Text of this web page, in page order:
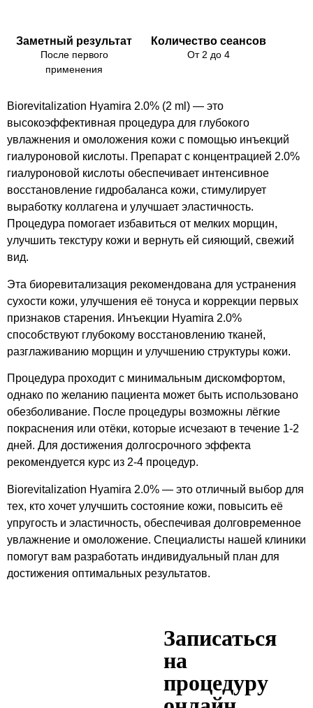
Заметный результат
После первого
применения
Количество сеансов
От 2 до 4
Biorevitalization Hyamira 2.0% (2 ml) — это
высокоэффективная процедура для глубокого
увлажнения и омоложения кожи с помощью инъекций
гиалуроновой кислоты. Препарат с концентрацией 2.0%
гиалуроновой кислоты обеспечивает интенсивное
восстановление гидробаланса кожи, стимулирует
выработку коллагена и улучшает эластичность.
Процедура помогает избавиться от мелких морщин,
улучшить текстуру кожи и вернуть ей сияющий, свежий
вид.
Эта биоревитализация рекомендована для устранения
сухости кожи, улучшения её тонуса и коррекции первых
признаков старения. Инъекции Hyamira 2.0%
способствуют глубокому восстановлению тканей,
разглаживанию морщин и улучшению структуры кожи.
Процедура проходит с минимальным дискомфортом,
однако по желанию пациента может быть использовано
обезболивание. После процедуры возможны лёгкие
покраснения или отёки, которые исчезают в течение 1-2
дней. Для достижения долгосрочного эффекта
рекомендуется курс из 2-4 процедур.
Biorevitalization Hyamira 2.0% — это отличный выбор для
тех, кто хочет улучшить состояние кожи, повысить её
упругость и эластичность, обеспечивая долговременное
увлажнение и омоложение. Специалисты нашей клиники
помогут вам разработать индивидуальный план для
достижения оптимальных результатов.
Записаться
на
процедуру